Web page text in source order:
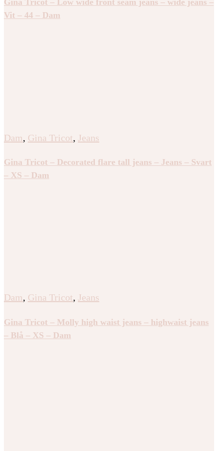
Gina Tricot – Low wide front seam jeans – wide jeans –
Vit – 44 – Dam
Dam, Gina Tricot, Jeans
Gina Tricot – Decorated flare tall jeans – Jeans – Svart
– XS – Dam
Dam, Gina Tricot, Jeans
Gina Tricot – Molly high waist jeans – highwaist jeans
– Blå – XS – Dam